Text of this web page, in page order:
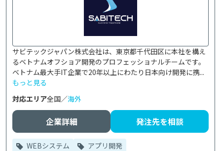
サビテックジャパン株式会社は、東京都千代田区に本社を構え
るベトナムオフショア開発のプロフェッショナルチームです。
ベトナム最大手IT企業で20年以上にわたり日本向け開発に携...
もっと見る
対応エリア全国／海外
企業詳細 発注先を相談
WEBシステム アプリ開発